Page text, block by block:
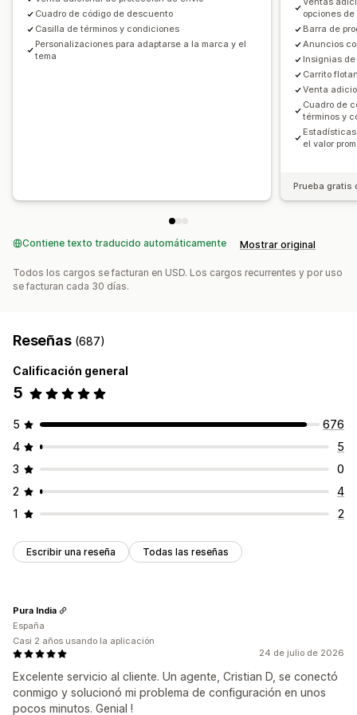
Personalización de pago
Notas personalizadas Descuentos automáticos
Ocultar pago exprés
Recomendaciones de IA
Mejora de suscripción
Informes y estadísticas
Tasas de clics
Cuadro de código de descuento
Casilla de términos y condiciones
Personalizaciones para adaptarse a la marca y el
tema
opciones
Barra de
Anuncios
Insignias
Carrito
Venta
Cuadro de
términos y
el valor
Prueba gratis
Contiene texto traducido automáticamente Mostrar original
Todos los cargos se facturan en USD. Los cargos recurrentes y por uso
se facturan cada 30 días.
Reseñas (687)
Calificación general
5
5
676
4
5
3
0
2
4
1
2
Escribir una reseña Todas las reseñas
24 de julio de 2026
Excelente servicio al cliente. Un agente, Cristian D, se conectó
conmigo y solucionó mi problema de configuración en unos
pocos minutos. Genial !
Pura India
España
Casi 2 años usando la aplicación